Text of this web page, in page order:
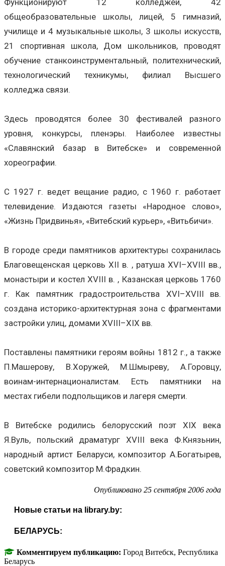
общеобразовательные школы, лицей, 5 гимназий,
училище и 4 музыкальные школы, 3 школы искусств,
21 спортивная школа, Дом школьников, проводят
обучение станкоинструментальный, политехнический,
технологический техникумы, филиал Высшего
колледжа связи.
Здесь проводятся более 30 фестивалей разного
уровня, конкурсы, пленэры. Наиболее известны
«Славянский базар в Витебске» и современной
хореографии.
С 1927 г. ведет вещание радио, с 1960 г. работает
телевидение. Издаются газеты «Народное слово»,
«Жизнь Придвинья», «Витебский курьер», «Витьбичи».
В городе среди памятников архитектуры сохранилась
Благовещенская церковь XII в. , ратуша XVI–XVIII вв.,
монастыри и костел XVIII в. , Казанская церковь 1760
г. Как памятник градостроительства XVI–XVIII вв.
создана историко-архитектурная зона с фрагментами
застройки улиц, домами XVIII–XIX вв.
Поставлены памятники героям войны 1812 г., а также
П.Машерову, В.Хоружей, М.Шмыреву, А.Горовцу,
воинам-интернационалистам. Есть памятники на
местах гибели подпольщиков и лагеря смерти.
В Витебске родились белорусский поэт XIX века
Я.Вуль, польский драматург XVIII века Ф.Князьнин,
народный артист Беларуси, композитор А.Богатырев,
советский композитор М.Фрадкин.
Опубликовано 25 сентября 2006 года
Новые статьи на library.by:
БЕЛАРУСЬ:
Комментируем публикацию: Город Витебск, Республика
Беларусь